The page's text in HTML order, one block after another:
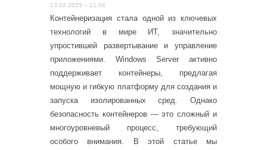
13.02.2025 – 11:04
Контейнеризация стала одной из ключевых
технологий в мире ИТ, значительно
упростившей развертывание и управление
приложениями. Windows Server активно
поддерживает контейнеры, предлагая
мощную и гибкую платформу для создания и
запуска изолированных сред. Однако
безопасность контейнеров — это сложный и
многоуровневый процесс, требующий
особого внимания. В этой статье мы